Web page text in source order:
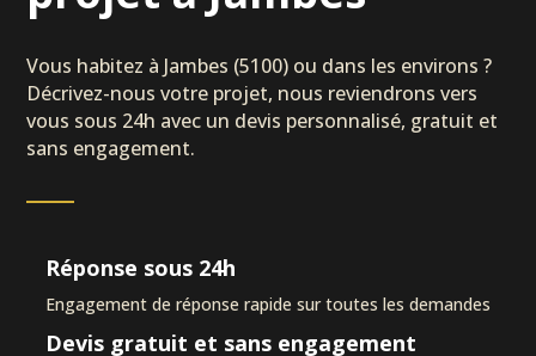
Vous habitez à Jambes (5100) ou dans les environs ?
Décrivez-nous votre projet, nous reviendrons vers
vous sous 24h avec un devis personnalisé, gratuit et
sans engagement.
Réponse sous 24h
Engagement de réponse rapide sur toutes les demandes
Devis gratuit et sans engagement